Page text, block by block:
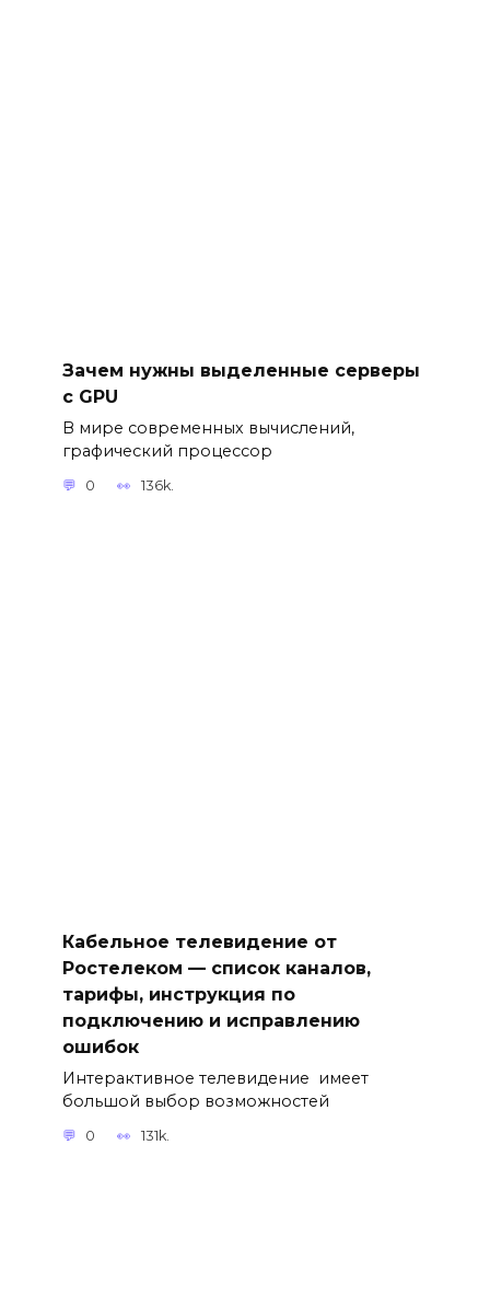
Зачем нужны выделенные серверы
с GPU
В мире современных вычислений,
графический процессор
0 136k.
Кабельное телевидение от
Ростелеком — список каналов,
тарифы, инструкция по
подключению и исправлению
ошибок
Интерактивное телевидение имеет
большой выбор возможностей
0 131k.